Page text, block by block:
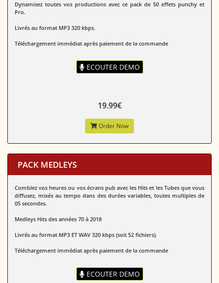
Dynamisez toutes vos productions avec ce pack de 50 effets punchy et
Pro.
Livrés au format MP3 320 kbps.
Téléchargement immédiat après paiement de la commande
ECOUTER DEMO
19.99€
Order Now
PACK MEDLEYS
Comblez vos heures ou vos écrans pub avec les Hits et les Tubes que vous
diffusez, mixés au tempo dans des durées variables, toutes multiples de
05 secondes.
Medleys Hits des années 70 à 2018
Livrés au format MP3 ET WAV 320 kbps (soit 52 fichiers).
Téléchargement immédiat après paiement de la commande
ECOUTER DEMO